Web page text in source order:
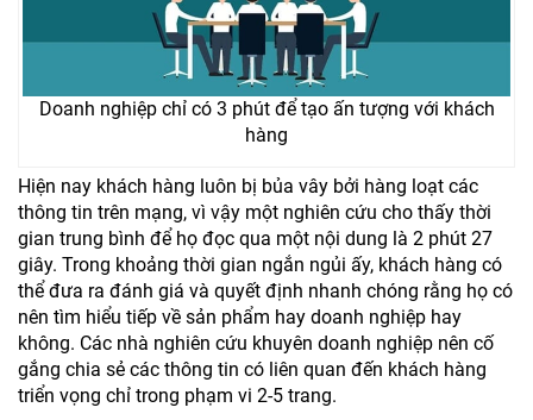
Doanh nghiệp chỉ có 3 phút để tạo ấn tượng với khách
hàng
Hiện nay khách hàng luôn bị bủa vây bởi hàng loạt các
thông tin trên mạng, vì vậy một nghiên cứu cho thấy thời
gian trung bình để họ đọc qua một nội dung là 2 phút 27
giây. Trong khoảng thời gian ngắn ngủi ấy, khách hàng có
thể đưa ra đánh giá và quyết định nhanh chóng rằng họ có
nên tìm hiểu tiếp về sản phẩm hay doanh nghiệp hay
không. Các nhà nghiên cứu khuyên doanh nghiệp nên cố
gắng chia sẻ các thông tin có liên quan đến khách hàng
triển vọng chỉ trong phạm vi 2-5 trang.